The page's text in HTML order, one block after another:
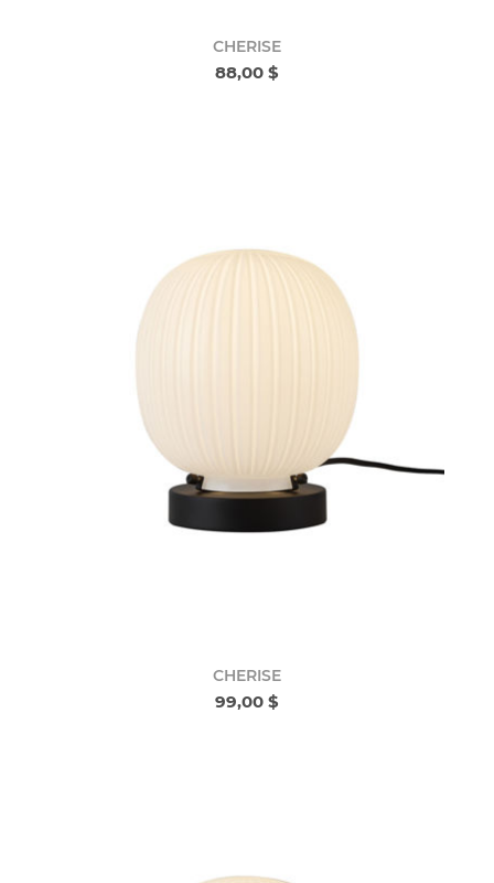
CHERISE
88,00 $
CHERISE
99,00 $